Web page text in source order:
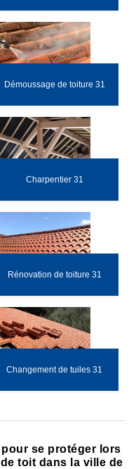
Démoussage de toiture 31
Charpentier 31
Rénovation de toiture 31
Changement de tuiles 31
se protéger lors
toit dans la ville de